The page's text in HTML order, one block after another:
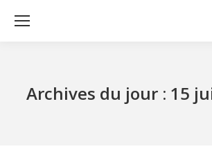
Archives du jour : 15